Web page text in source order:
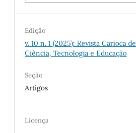
Edição
v. 10 n. 1 (2025): Revista Carioca de
Ciência, Tecnologia e Educação
Seção
Artigos
Licença